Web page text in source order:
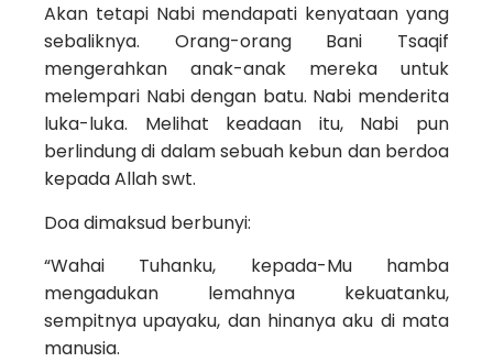
Akan tetapi Nabi mendapati kenyataan yang
sebaliknya. Orang-­orang Bani Tsaqif
mengerahkan anak-anak mereka untuk
melempari­ Nabi dengan batu. Nabi menderita
luka-­luka. Melihat keadaan itu, Nabi pun
berlindung di dalam sebuah kebun dan berdoa
kepada Allah swt.
Doa dimaksud berbunyi:
“Wahai Tuhanku, kepada-Mu hamba
mengadukan lemahnya kekuatanku,
sempitnya upayaku, dan hinanya aku di mata
manusia.